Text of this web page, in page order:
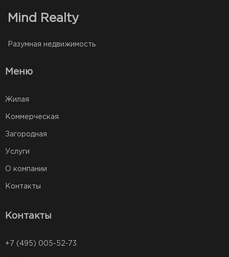
Mind Realty
Разумная недвижимость
Меню
Жилая
Коммерческая
Загородная
Услуги
О компании
Контакты
Контакты
+7 (495) 005-52-73